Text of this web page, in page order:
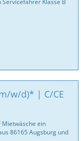
w/d)* | C/CE
Mietwäsche ein
86165 Augsburg und